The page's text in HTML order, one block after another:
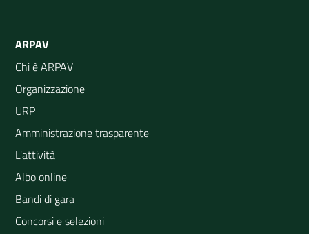
ARPAV
Chi è ARPAV
Organizzazione
URP
Amministrazione trasparente
L'attività
Albo online
Bandi di gara
Concorsi e selezioni